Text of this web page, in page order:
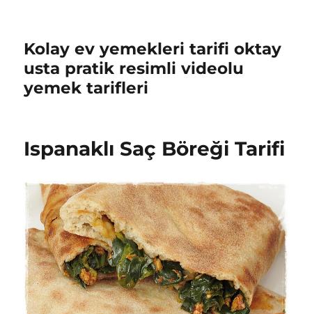
Kolay ev yemekleri tarifi oktay
usta pratik resimli videolu
yemek tarifleri
Ispanaklı Saç Böreği Tarifi